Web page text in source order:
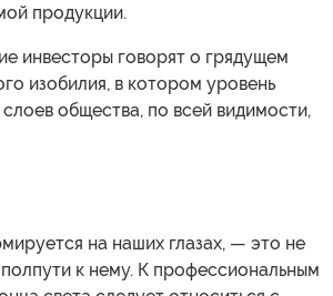
продукции.
инвесторы говорят о грядущем
изобилия, в котором уровень
общества, по всей видимости,
на наших глазах, — это не
к нему. К профессиональным